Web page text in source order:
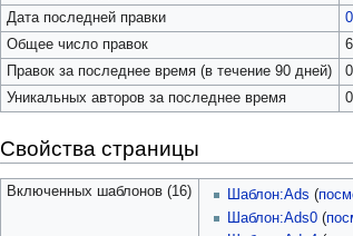
Дата последней правки
Общее число правок
6
Правок за последнее время (в течение 90 дней)
0
Уникальных авторов за последнее время
0
Свойства страницы
Включенных шаблонов (16) Шаблон:Ads (
Шаблон:Ads0 (